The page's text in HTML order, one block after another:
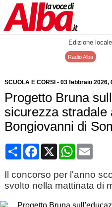
Edizione locale
Radio Alba
SCUOLA E CORSI - 03 febbraio 2026,
Progetto Bruna
sicurezza stradale
Bongiovanni di
CondividiFacebook
X WhatsApp
Email
Il concorso per l'anno
svolto nella mattinata di